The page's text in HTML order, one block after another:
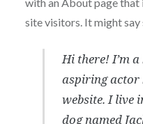
site visitors. It might
Hi there! I’m a
aspiring actor
website. I live
dog named